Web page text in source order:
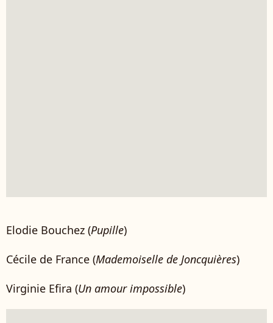
Elodie Bouchez (Pupille)
Cécile de France (Mademoiselle de Joncquières)
Virginie Efira (Un amour impossible)